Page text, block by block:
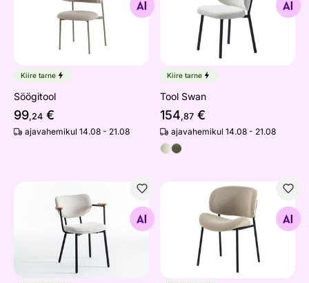
Otsi sarnaseid
Kiire tarne
Söögitool
99,24 €
ajavahemikul 14.08 - 21.08
Otsi sarnaseid
Kiire tarne
Tool Swan
154,87 €
ajavahemikul 14.08 - 21.08
Söögitool Haus
Otsi sarnaseid
Söögitool Nova
Otsi sarnaseid